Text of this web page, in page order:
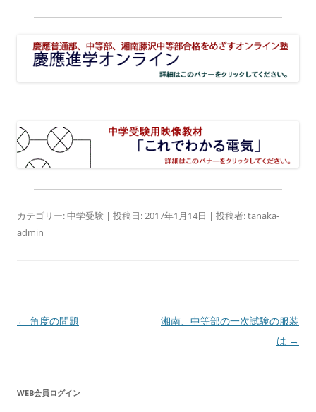
カテゴリー:中学受験 | 投稿日:2017年1月14日 | 投稿者:tanaka-
admin
投
ゲ
← 角度の問題
湘南、中等部の一次試験の服装
は →
WEB会員ログイン